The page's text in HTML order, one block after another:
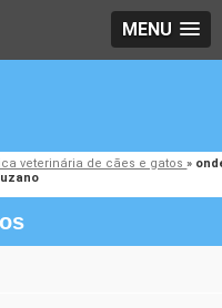
MENU
veterinária de cães e gatos»